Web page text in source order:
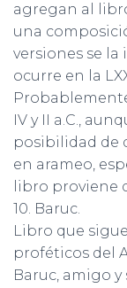
agregan al
una
versiones se
ocurre en la
IV y II a.C.,
posibilidad de
en arameo,
libro proviene
10. Baruc.
Libro que
proféticos del
Baruc, amigo y